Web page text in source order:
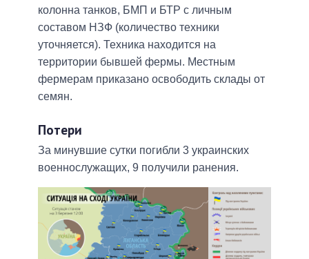
колонна танков, БМП и БТР с личным
составом НЗФ (количество техники
уточняется). Техника находится на
территории бывшей фермы. Местным
фермерам приказано освободить склады от
семян.
Потери
За минувшие сутки погибли 3 украинских
военнослужащих, 9 получили ранения.